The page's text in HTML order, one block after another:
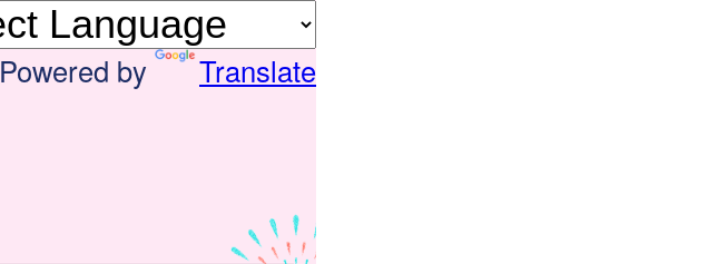
Powered by Translate